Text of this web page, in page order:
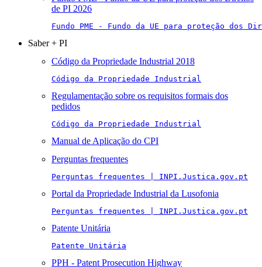
de PI 2026
Fundo PME - Fundo da UE para proteção
Saber + PI
Código da Propriedade Industrial 2018
Código da Propriedade Industrial
Regulamentação sobre os requisitos formais dos
pedidos
Código da Propriedade Industrial
Manual de Aplicação do CPI
Perguntas frequentes
Perguntas frequentes | INPI.Justica.gov.pt
Portal da Propriedade Industrial da Lusofonia
Perguntas frequentes | INPI.Justica.gov.pt
Patente Unitária
Patente Unitária
PPH - Patent Prosecution Highway